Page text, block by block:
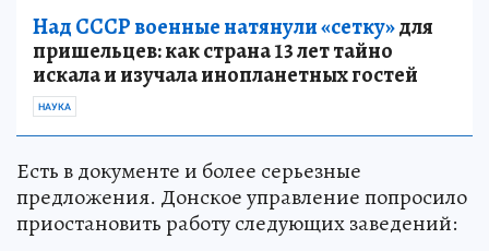
Над СССР военные натянули «сетку»для
пришельцев: как страна 13 лет тайно
искала и изучала инопланетных гостей
НАУКА
Есть в документе и более серьезные
предложения. Донское управление попросило
приостановить работу следующих заведений: